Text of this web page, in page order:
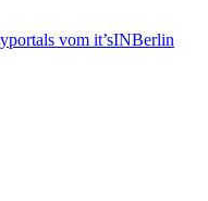
vom it’sINBerlin